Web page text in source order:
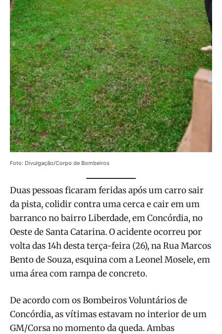
Foto: Divulgação/Corpo de Bombeiros
Duas pessoas ficaram feridas após um carro sair
da pista, colidir contra uma cerca e cair em um
barranco no bairro Liberdade, em Concórdia, no
Oeste de Santa Catarina. O acidente ocorreu por
volta das 14h desta terça-feira (26), na Rua Marcos
Bento de Souza, esquina com a Leonel Mosele, em
uma área com rampa de concreto.
De acordo com os Bombeiros Voluntários de
Concórdia, as vítimas estavam no interior de um
GM/Corsa no momento da queda. Ambas